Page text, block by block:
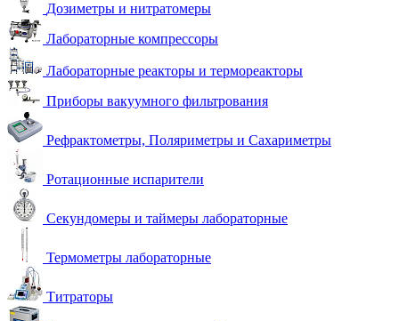
Дозиметры и нитратомеры
Лабораторные компрессоры
Лабораторные реакторы и термореакторы
Приборы вакуумного фильтрования
Рефрактометры, Поляриметры и Сахариметры
Ротационные испарители
Секундомеры и таймеры лабораторные
Термометры лабораторные
Титраторы